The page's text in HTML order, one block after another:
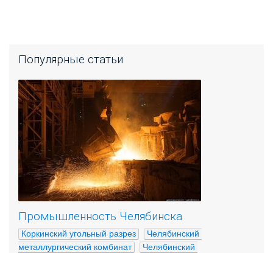
Популярные статьи
Промышленность Челябинска
Коркинский угольный разрез
Челябинский
металлургический комбинат
Челябинский